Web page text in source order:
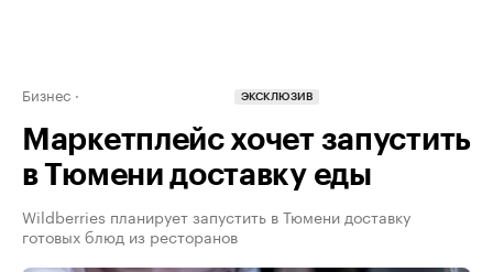
Бизнес ЭКСКЛЮЗИВ
Маркетплейс хочет запустить
в Тюмени доставку еды
Wildberries планирует запустить в Тюмени доставку
готовых блюд из ресторанов